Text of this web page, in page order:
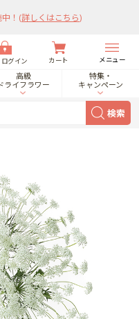
！ (詳しくはこちら)
グイン カート メニュー
高級
ライフラワー
特集・
キャンペーン
検索